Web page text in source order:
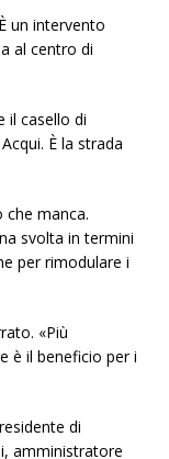
un intervento
al centro di
il casello di
È la strada
che manca.
svolta in termini
per rimodulare i
«Più
è il beneficio per i
di
amministratore